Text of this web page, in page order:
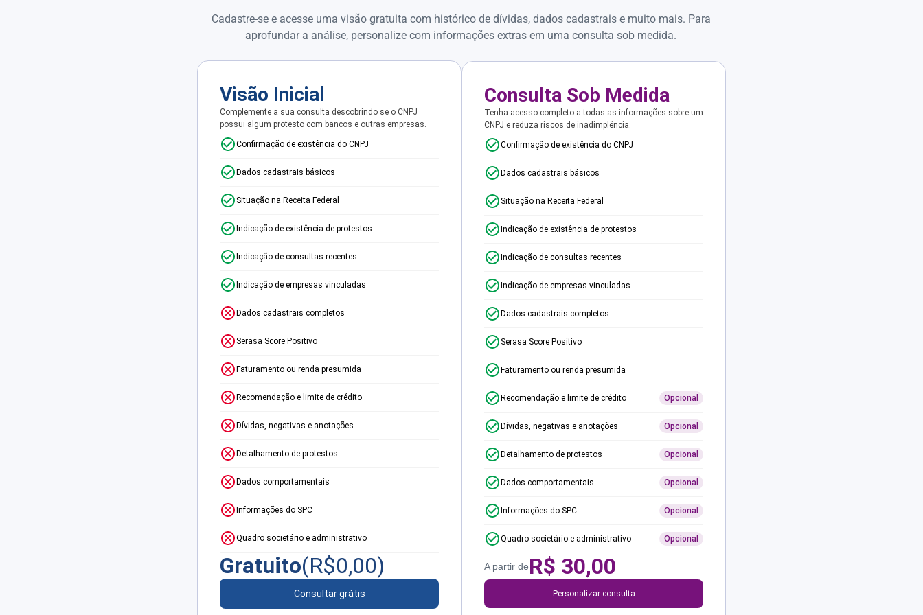
Cadastre-se e acesse uma visão gratuita com histórico de dívidas, dados cadastrais e muito mais. Para
aprofundar a análise, personalize com informações extras em uma consulta sob medida.
Visão Inicial
Complemente a sua consulta descobrindo se o CNPJ
possui algum protesto com bancos e outras empresas.
Confirmação de existência do CNPJ
Dados cadastrais básicos
Situação na Receita Federal
Indicação de existência de protestos
Indicação de consultas recentes
Indicação de empresas vinculadas
Dados cadastrais completos
Serasa Score Positivo
Faturamento ou renda presumida
Recomendação e limite de crédito
Dívidas, negativas e anotações
Detalhamento de protestos
Dados comportamentais
Informações do SPC
Quadro societário e administrativo
Gratuito(R$0,00)
Consultar grátis
Consulta Sob Medida
Tenha acesso completo a todas as informações sobre um
CNPJ e reduza riscos de inadimplência.
Confirmação de existência do CNPJ
Dados cadastrais básicos
Situação na Receita Federal
Indicação de existência de protestos
Indicação de consultas recentes
Indicação de empresas vinculadas
Dados cadastrais completos
Serasa Score Positivo
Faturamento ou renda presumida
Recomendação e limite de crédito Opcional
Dívidas, negativas e anotações Opcional
Detalhamento de protestos Opcional
Dados comportamentais Opcional
Informações do SPC Opcional
Quadro societário e administrativo Opcional
A partir deR$ 30,00
Personalizar consulta